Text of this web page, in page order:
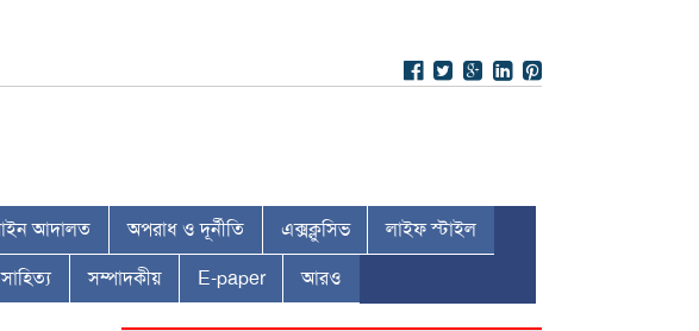
আদালত অপরাধ ও দূর্নীতি এক্সক্লুসিভ লাইফ স্টাইল
সম্পাদকীয় E-paper আরও